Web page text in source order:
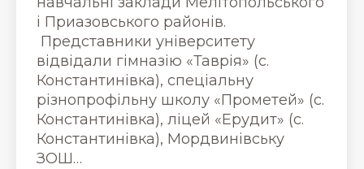
і Приазовського районів.
Представники університету
відвідали гімназію «Таврія» (с.
Константинівка), спеціальну
різнопрофільну школу «Прометей» (с.
Константинівка), ліцей «Ерудит» (с.
Константинівка), Мордвинівську
ЗОШ…